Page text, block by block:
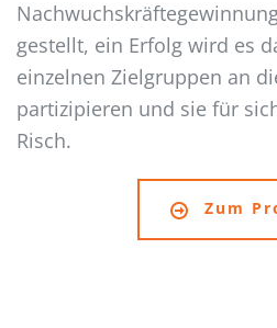
gestellt, ein Erfolg wird es
einzelnen Zielgruppen an
partizipieren und sie für
Risch.
Zum